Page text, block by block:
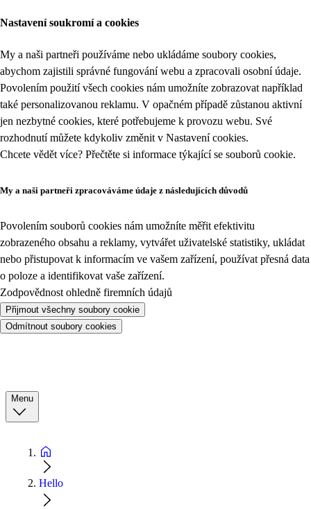
Nastavení soukromí a cookies
My a naši partneři používáme nebo ukládáme soubory cookies,
abychom zajistili správné fungování webu a zpracovali osobní údaje.
Povolením použití všech cookies nám umožníte zobrazovat například
také personalizovanou reklamu. V opačném případě zůstanou aktivní
jen nezbytné cookies, které potřebujeme k provozu webu. Své
rozhodnutí můžete kdykoliv změnit v Nastavení cookies.
Chcete vědět více? Přečtěte si informace týkající se souborů cookie.
My a naši partneři zpracováváme údaje z následujících důvodů
Povolením souborů cookies nám umožníte měřit efektivitu
zobrazeného obsahu a reklamy, vytvářet uživatelské statistiky, ukládat
nebo přistupovat k informacím ve vašem zařízení, používat přesná data
o poloze a identifikovat vaše zařízení.
Zodpovědnost ohledně firemních údajů
Přijmout všechny soubory cookie
Odmítnout soubory cookies
Menu
Hello